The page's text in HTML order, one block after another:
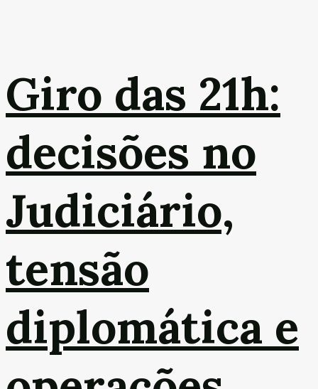
Giro das 21h:
decisões no
Judiciário,
tensão
diplomática e